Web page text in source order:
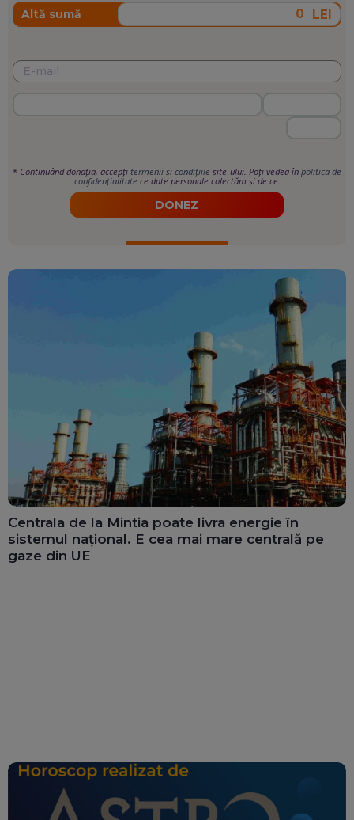
Altă sumă LEI
* Continuând donația, accepți termenii si condițiile site-ului. Poți vedea în politica de
confidențialitate ce date personale colectăm și de ce.
DONEZ
Centrala de la Mintia poate livra energie în
sistemul național. E cea mai mare centrală pe
gaze din UE